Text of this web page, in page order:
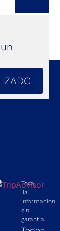
Toda
la
información
sin
garantía